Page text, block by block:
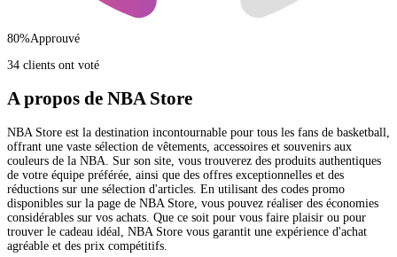
80%Approuvé
34 clients ont voté
A propos de NBA Store
NBA Store est la destination incontournable pour tous les fans de basketball,
offrant une vaste sélection de vêtements, accessoires et souvenirs aux
couleurs de la NBA. Sur son site, vous trouverez des produits authentiques
de votre équipe préférée, ainsi que des offres exceptionnelles et des
réductions sur une sélection d'articles. En utilisant des codes promo
disponibles sur la page de NBA Store, vous pouvez réaliser des économies
considérables sur vos achats. Que ce soit pour vous faire plaisir ou pour
trouver le cadeau idéal, NBA Store vous garantit une expérience d'achat
agréable et des prix compétitifs.